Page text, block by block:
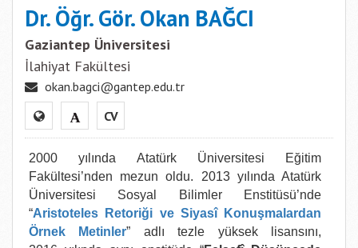
Dr. Öğr. Gör. Okan BAĞCI
Gaziantep Üniversitesi
İlahiyat Fakültesi
okan.bagci@gantep.edu.tr
CV
2000 yılında Atatürk Üniversitesi Eğitim
Fakültesi’nden mezun oldu. 2013 yılında Atatürk
Üniversitesi Sosyal Bilimler Enstitüsü’nde
“Aristoteles Retoriği ve Siyasî Konuşmalardan
Örnek Metinler” adlı tezle yüksek lisansını,